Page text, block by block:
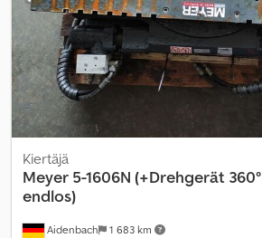
Aidenbach 1 683 km
Kiertäjä
Meyer 5-1606N (+Drehgerät 360°
endlos)